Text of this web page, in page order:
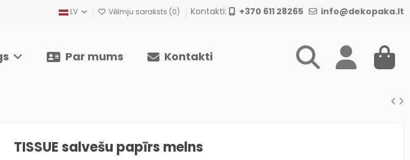
LV Vēlmju saraksts (0) Kontakti: +370 611 28265 info@dekopaka.lt
Par mums Kontakti
TISSUE salvešu papīrs melns